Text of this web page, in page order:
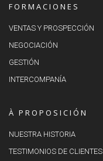
FORMACIONES
VENTAS Y PROSPECCIÓN
NEGOCIACIÓN
GESTIÓN
INTERCOMPANÍA
À PROPOSICIÓN
NUESTRA HISTORIA
TESTIMONIOS DE CLIENTES